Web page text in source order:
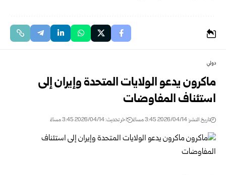
دولي
ماكرون يدعو الولايات المتحدة وإيران إلى
استئناف المفاوضات
تاريخ النشر: 2026/04/14 3:45 مساءً اخر تحديث: 2026/04/14 3:45 مساءً